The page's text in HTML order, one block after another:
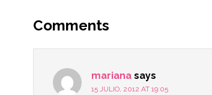
Comments
mariana says
15 JULIO, 2012 AT 19:05